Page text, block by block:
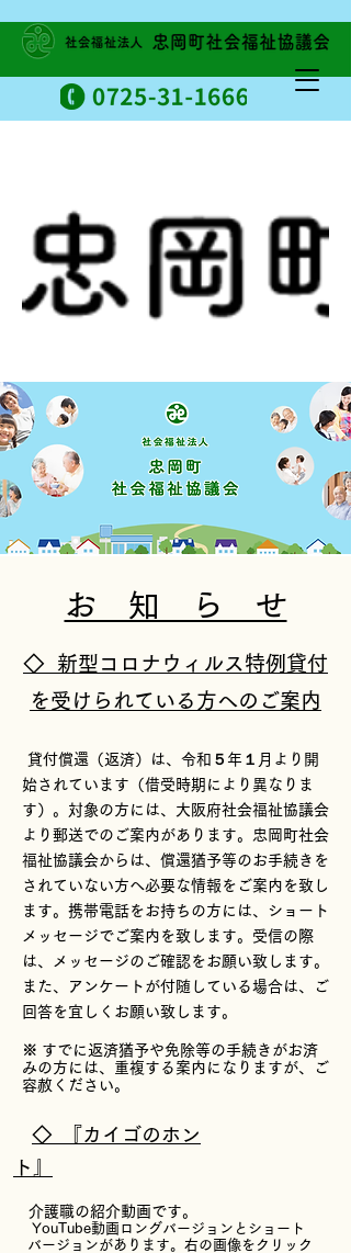
お 知 ら せ
◇ 新型コロナウィルス特例貸付
を受けられている方へのご案内
貸付償還（返済）は、令和５年１月より開
始されています（借受時期により異なりま
す）。対象の方には、大阪府社会福祉協議会
より郵送でのご案内があります。忠岡町社会
福祉協議会からは、償還猶予等のお手続きを
されていない方へ必要な情報をご案内を致し
ます。携帯電話をお持ちの方には、ショート
メッセージでご案内を致します。受信の際
は、メッセージのご確認をお願い致します。
また、アンケートが付随している場合は、ご
回答を宜しくお願い致します。
※ すでに返済猶予や免除等の手続きがお済
みの方には、重複する案内になりますが、ご
容赦ください。
◇ 『カイゴのホン
ト』
介護職の紹介動画です。
YouTube動画ロングバージョンとショート
バージョンがあります。右の画像をクリック